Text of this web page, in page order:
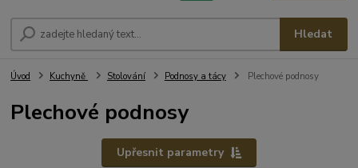
Hledat
Úvod Kuchyně Stolování Podnosy a tácy Plechové podnosy
Plechové podnosy
Upřesnit parametry